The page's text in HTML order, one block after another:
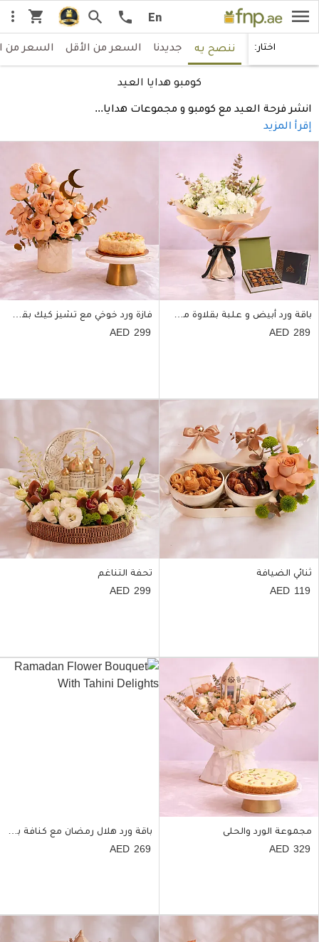
menu
En
call
search
shopping_cart
more_vert
كومبو هدايا العيد
انشر فرحة العيد مع كومبو و مجموعات هدايا...
إقرأ المزيد
باقة ورد أبيض و علبة بقلاوة مشكلة
289
فازة ورد خوخي مع تشيز كيك بقلاوة
299
ثنائي الضيافة
119
تحفة التناغم
299
مجموعة الورد والحلى
329
باقة ورد هلال رمضان مع كنافة بالفستق
269
اختار: ننصح يه جديدنا السعر من الأقل السعر من